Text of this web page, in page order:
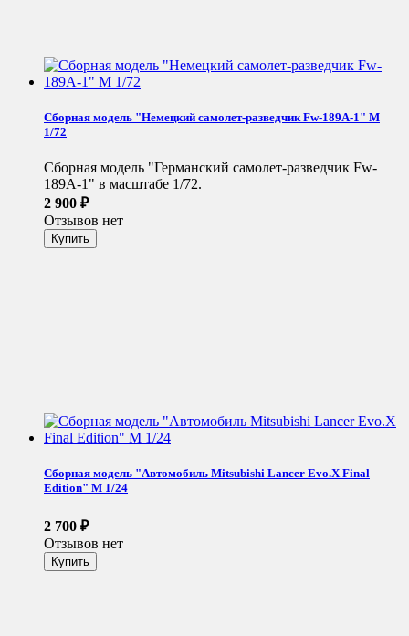
Сборная модель "Немецкий самолет-разведчик Fw-189A-1" М
1/72
Сборная модель "Германский самолет-разведчик Fw-
189A-1" в масштабе 1/72.
2 900 ₽
Отзывов нет
Сборная модель "Автомобиль Mitsubishi Lancer Evo.X Final
Edition" М 1/24
2 700 ₽
Отзывов нет